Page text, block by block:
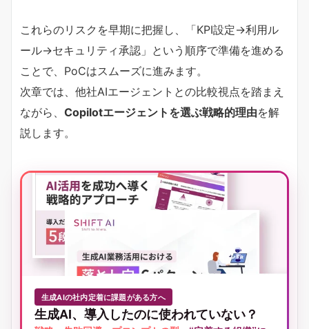
これらのリスクを早期に把握し、「KPI設定→利用ル
ール→セキュリティ承認」という順序で準備を進める
ことで、PoCはスムーズに進みます。
次章では、他社AIエージェントとの比較視点を踏まえ
ながら、 Copilotエージェントを選ぶ戦略的理由を解
説します。
生成AIの社内定着に課題がある方へ
生成AI、導入したのに使われていない？